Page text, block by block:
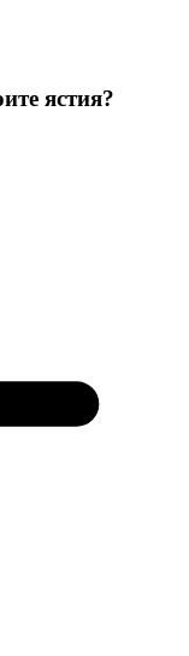
ястия?